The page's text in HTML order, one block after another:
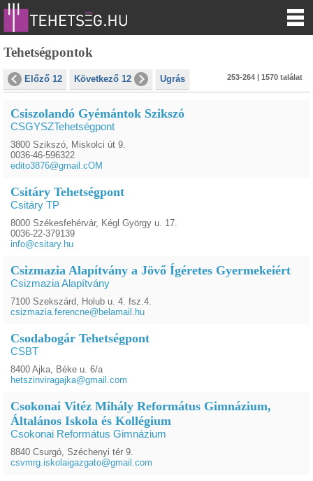
Tehetségpontok
Előző 12 Következő 12 Ugrás 253-264 | 1570 találat
Csiszolandó Gyémántok Szikszó
CSGYSZTehetségpont
3800 Szikszó, Miskolci út 9.
0036-46-596322
edito3876@gmail.cOM
Csitáry Tehetségpont
Csitáry TP
8000 Székesfehérvár, Kégl György u. 17.
0036-22-379139
info@csitary.hu
Csizmazia Alapítvány a Jövő Ígéretes Gyermekeiért
Csizmazia Alapítvány
7100 Szekszárd, Holub u. 4. fsz.4.
csizmazia.ferencne@belamail.hu
Csodabogár Tehetségpont
CSBT
8400 Ajka, Béke u. 6/a
hetszinviragajka@gmail.com
Csokonai Vitéz Mihály Református Gimnázium,
Általános Iskola és Kollégium
Csokonai Református Gimnázium
8840 Csurgó, Széchenyi tér 9.
csvmrg.iskolaigazgato@gmail.com